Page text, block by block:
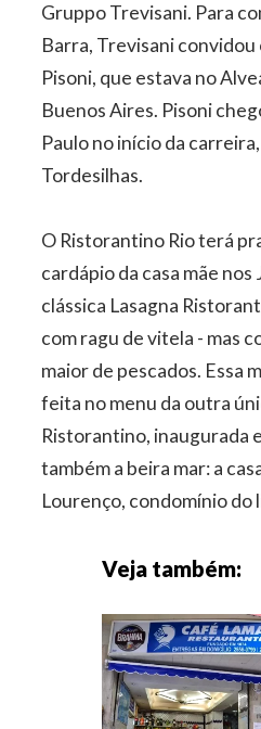
Gruppo Trevisani. Para
Barra, Trevisani
Pisoni, que estava no
Buenos Aires. Pisoni
Paulo no início da
Tordesilhas.
O Ristorantino Rio terá
cardápio da casa mãe nos
clássica Lasagna
com ragu de vitela - mas
maior de pescados. Essa
feita no menu da outra
Ristorantino, inaugurada
também a beira mar: a
Lourenço, condomínio
Veja também: